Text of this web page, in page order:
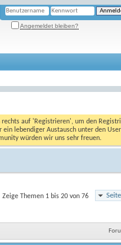
Angemeldet bleiben?
auf 'Registrieren', um den
lebendiger Austausch unter den
würden wir uns sehr freuen.
Zeige Themen 1 bis 20 von 76